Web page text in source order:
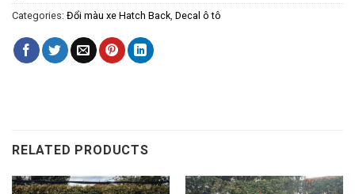
Categories: Đổi màu xe Hatch Back Decal ô tô
RELATED PRODUCTS